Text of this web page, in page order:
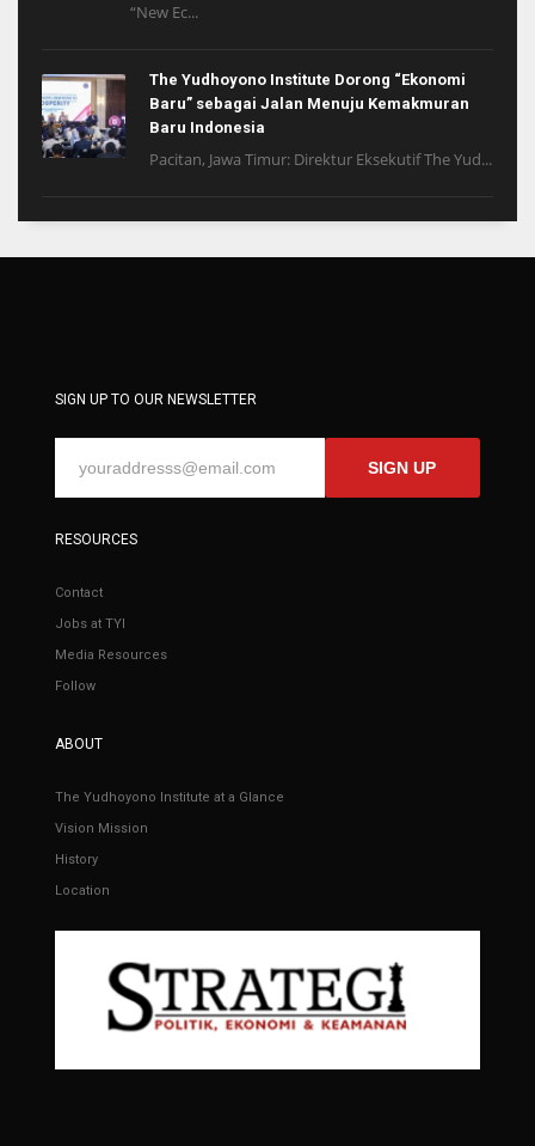
“New Ec...
The Yudhoyono Institute Dorong “Ekonomi
Baru” sebagai Jalan Menuju Kemakmuran
Baru Indonesia
Pacitan, Jawa Timur: Direktur Eksekutif The Yud...
SIGN UP TO OUR NEWSLETTER
SIGN UP
RESOURCES
Contact
Jobs at TYI
Media Resources
Follow
ABOUT
The Yudhoyono Institute at a Glance
Vision Mission
History
Location